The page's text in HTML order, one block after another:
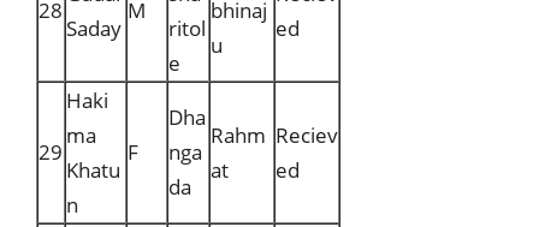
28
Saday
M
ritol
e
bhinaj
u
ed
29
Haki
ma
Khatu
n
F
Dha
nga
da
Rahm
at
Reciev
ed